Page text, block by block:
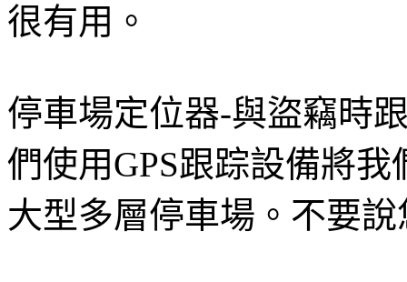
很有用。
停車場定位器-與盜竊時
們使用GPS跟踪設備將
大型多層停車場。不要